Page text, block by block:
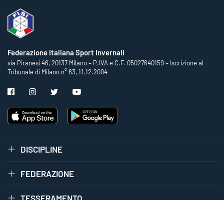
Federazione Italiana Sport Invernali
via Piranesi 46, 20137 Milano – P.IVA e C.F. 05027640159 – Iscrizione al
Tribunale di Milano n° 63, 11.12.2004
DISCIPLINE
FEDERAZIONE